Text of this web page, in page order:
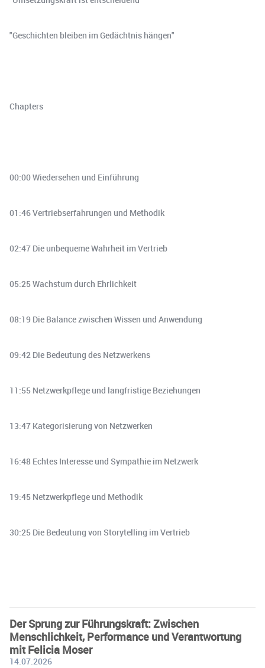
"Geschichten bleiben im Gedächtnis hängen"
Chapters
00:00 Wiedersehen und Einführung
01:46 Vertriebserfahrungen und Methodik
02:47 Die unbequeme Wahrheit im Vertrieb
05:25 Wachstum durch Ehrlichkeit
08:19 Die Balance zwischen Wissen und Anwendung
09:42 Die Bedeutung des Netzwerkens
11:55 Netzwerkpflege und langfristige Beziehungen
13:47 Kategorisierung von Netzwerken
16:48 Echtes Interesse und Sympathie im Netzwerk
19:45 Netzwerkpflege und Methodik
30:25 Die Bedeutung von Storytelling im Vertrieb
Der Sprung zur Führungskraft: Zwischen
Menschlichkeit, Performance und Verantwortung
mit Felicia Moser
14.07.2026